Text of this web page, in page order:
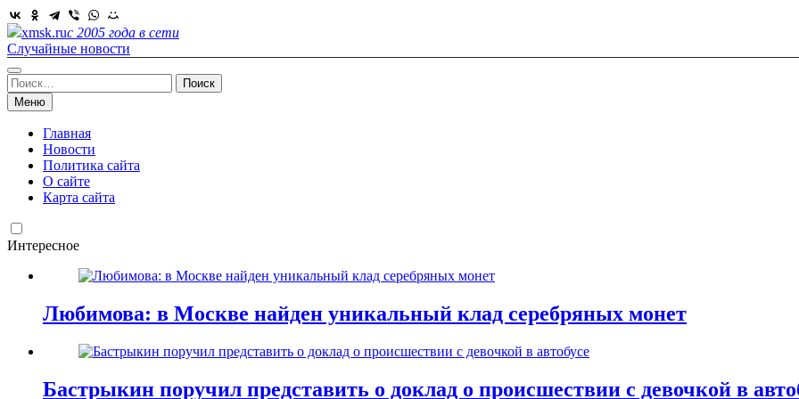
Skip
to
content
xmsk.ruс 2005 года в сети
Случайные новости
Найти:
Меню
Главная
Новости
Политика сайта
О сайте
Карта сайта
Интересное
Любимова: в Москве найден уникальный клад серебряных монет
Бастрыкин поручил представить о доклад о происшествии с девочкой в